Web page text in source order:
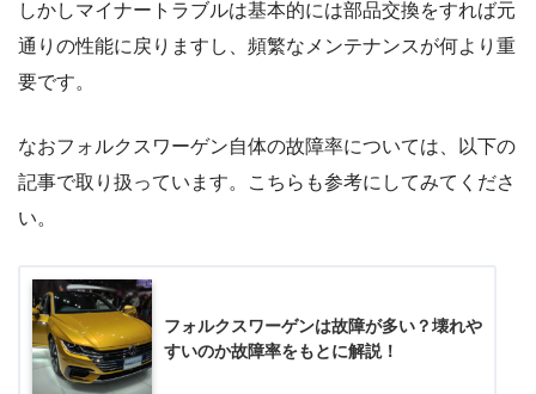
しかしマイナートラブルは基本的には部品交換をすれば元
通りの性能に戻りますし、頻繁なメンテナンスが何より重
要です。
なおフォルクスワーゲン自体の故障率については、以下の
記事で取り扱っています。こちらも参考にしてみてくださ
い。
フォルクスワーゲンは故障が多い？壊れや
すいのか故障率をもとに解説！